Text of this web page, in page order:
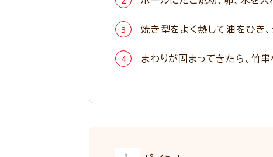
焼き型をよく熱して油をひき、
まわりが固まってきたら、竹